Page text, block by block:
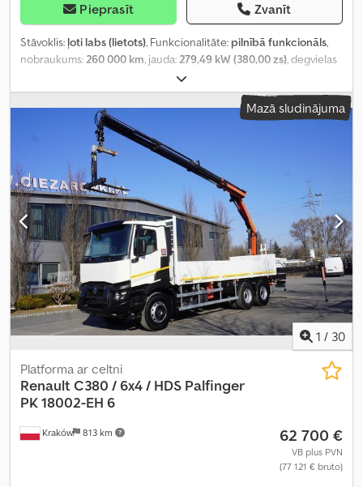
Pieprasīt Zvanīt
Stāvoklis: ļoti labs (lietots), Funkcionalitāte: pilnībā funkcionāls,
nobraukums:260 000 km, jauda:279,49 kW (380,00 zs), degvielas
, tukšais svars:
kravnesība:11 520 kg, kopējais svars:26 000 kg, asu konfigurācija:
6x4, krāsa:balts, vadītāja kabīne:dienas kabīne, pārnesuma veids:
, emisijas klase:
krautuves garums: 6 800 mm, iekraušanas vietas platums:
, iekraušanas telpas augstums:780 mm
Aprīkojums:AdBlue, Tahogrāfs, celtnis, diferenciāļa bloķētājs,
gaisa kondicionēšana, kruīza kontrole
Mazā sludinājuma
1 / 30
Kraków 813 km
Platforma ar celtni
Renault C380 / 6x4 / HDS Palfinger
PK 18002-EH 6
62 700 €
VB plus PVN
(77 121 € bruto)